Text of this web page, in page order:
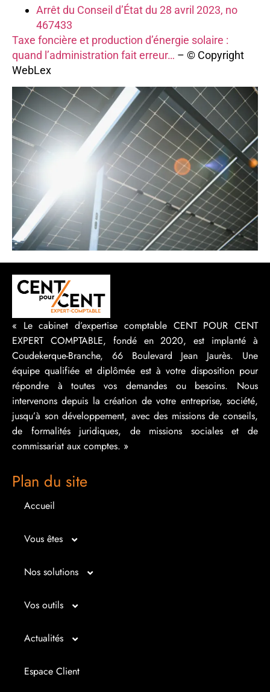
Arrêt du Conseil d’État du 28 avril 2023, no
467433
Taxe foncière et production d’énergie solaire :
quand l’administration fait erreur… – © Copyright
WebLex
« Le cabinet d’expertise comptable CENT POUR CENT
EXPERT COMPTABLE, fondé en 2020, est implanté à
Coudekerque-Branche, 66 Boulevard Jean Jaurès. Une
équipe qualifiée et diplômée est à votre disposition pour
répondre à toutes vos demandes ou besoins. Nous
intervenons depuis la création de votre entreprise, société,
jusqu’à son développement, avec des missions de conseils,
de formalités juridiques, de missions sociales et de
commissariat aux comptes. »
Plan du site
Accueil
Vous êtes
Micro entrepreneur
Créateur d’entreprise
Repreneur d’entreprise
Nos solutions
Entrepreunariat
Gestion
Juridique
Vos outils
Bilan imagé
Tableau de bord
Actualités
Actualités
Espace Client